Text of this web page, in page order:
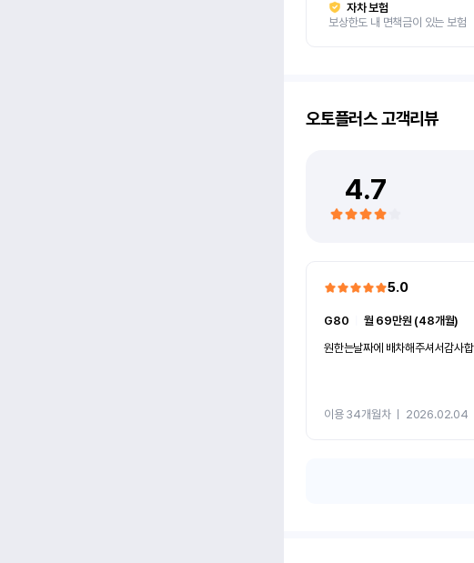
자차 보험
보상한도 내 면책금이 있는 보험
오토플러스고객리뷰
4.7
5.0
G80
월 69만원 (48개월)
원한는날짜에 배차해주셔서감사
이용 34개월차ㅣ 2026.02.04